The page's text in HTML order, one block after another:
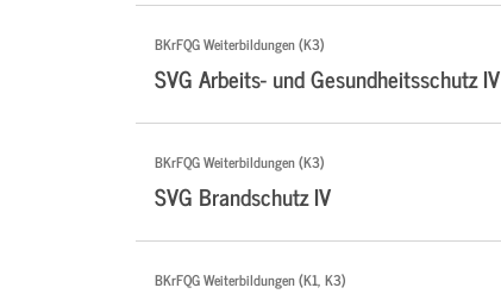
BKrFQG Weiterbildungen (K3)
SVG Arbeits- und Gesundheitsschutz IV
BKrFQG Weiterbildungen (K3)
SVG Brandschutz IV
BKrFQG Weiterbildungen (K1, K3)